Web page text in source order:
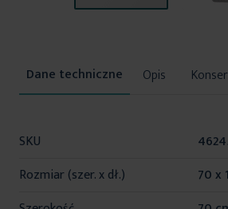
galerii
Opis
Więcej
SKU
Rozmiar (szer. x dł.)
70 x